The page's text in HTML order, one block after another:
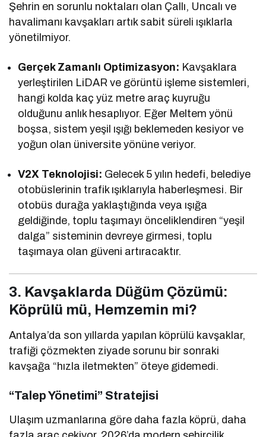
Şehrin en sorunlu noktaları olan Çallı, Uncalı ve
havalimanı kavşakları artık sabit süreli ışıklarla
yönetilmiyor.
Gerçek Zamanlı Optimizasyon: Kavşaklara
yerleştirilen LiDAR ve görüntü işleme sistemleri,
hangi kolda kaç yüz metre araç kuyruğu
olduğunu anlık hesaplıyor. Eğer Meltem yönü
boşsa, sistem yeşil ışığı beklemeden kesiyor ve
yoğun olan üniversite yönüne veriyor.
V2X Teknolojisi: Gelecek 5 yılın hedefi, belediye
otobüslerinin trafik ışıklarıyla haberleşmesi. Bir
otobüs durağa yaklaştığında veya ışığa
geldiğinde, toplu taşımayı önceliklendiren “yeşil
dalga” sisteminin devreye girmesi, toplu
taşımaya olan güveni artıracaktır.
3. Kavşaklarda Düğüm Çözümü:
Köprülü mü, Hemzemin mi?
Antalya’da son yıllarda yapılan köprülü kavşaklar,
trafiği çözmekten ziyade sorunu bir sonraki
kavşağa “hızla iletmekten” öteye gidemedi.
“Talep Yönetimi” Stratejisi
Ulaşım uzmanlarına göre daha fazla köprü, daha